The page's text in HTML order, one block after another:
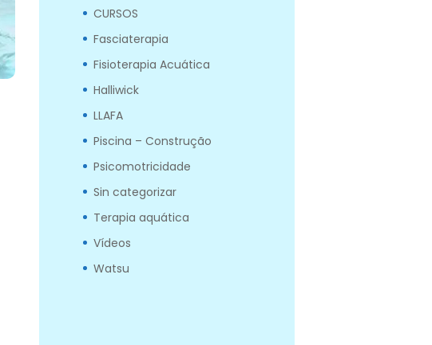
CURSOS
Fasciaterapia
Fisioterapia Acuática
Halliwick
LLAFA
Piscina – Construção
Psicomotricidade
Sin categorizar
Terapia aquática
Vídeos
Watsu